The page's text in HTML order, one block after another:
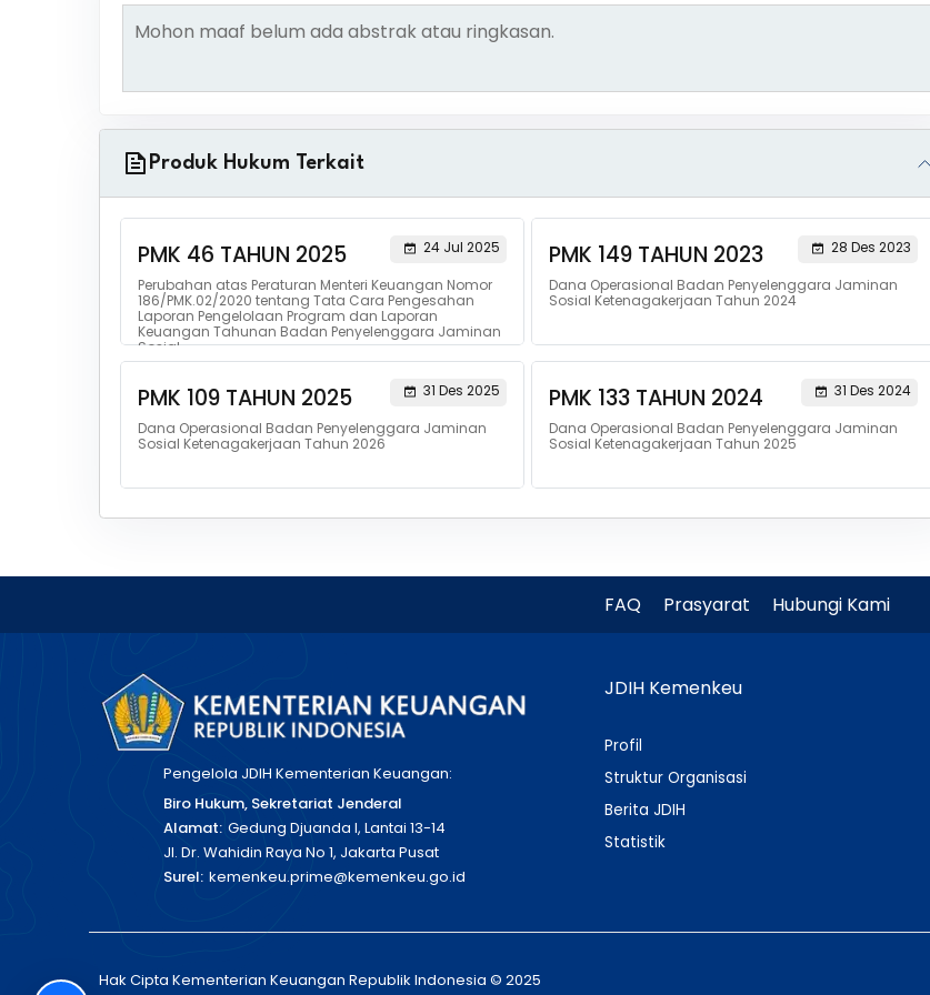
Mohon maaf belum ada abstrak atau ringkasan.
Produk Hukum Terkait
PMK 46 TAHUN 2025
24 Jul 2025
Perubahan atas Peraturan Menteri Keuangan Nomor
186/PMK.02/2020 tentang Tata Cara Pengesahan
Laporan Pengelolaan Program dan Laporan
Keuangan Tahunan Badan Penyelenggara Jaminan
Sosial
PMK 149 TAHUN 2023
28 Des 2023
Dana Operasional Badan Penyelenggara Jaminan
Sosial Ketenagakerjaan Tahun 2024
PMK 109 TAHUN 2025
31 Des 2025
Dana Operasional Badan Penyelenggara Jaminan
Sosial Ketenagakerjaan Tahun 2026
PMK 133 TAHUN 2024
31 Des 2024
Dana Operasional Badan Penyelenggara Jaminan
Sosial Ketenagakerjaan Tahun 2025
FAQ Prasyarat Hubungi Kami
Pengelola JDIH Kementerian Keuangan:
Biro Hukum, Sekretariat Jenderal
Alamat: Gedung Djuanda I, Lantai 13-14
Jl. Dr. Wahidin Raya No 1, Jakarta Pusat
Surel: kemenkeu.prime@kemenkeu.go.id
JDIH Kemenkeu
Profil
Struktur Organisasi
Berita JDIH
Statistik
Hak Cipta Kementerian Keuangan Republik Indonesia © 2025